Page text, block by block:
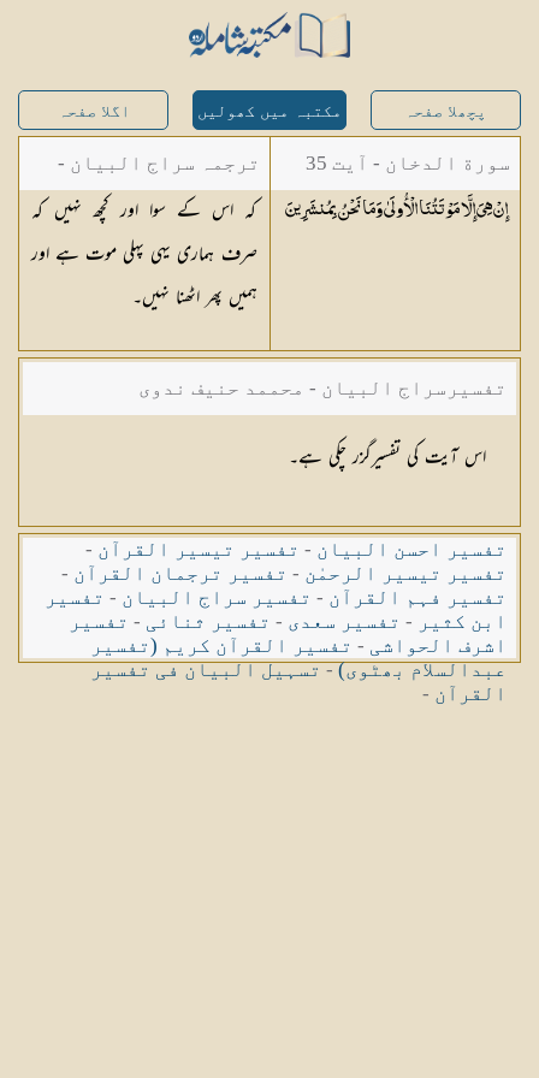
پچھلا صفحہ مکتبہ میں کھولیں اگلا صفحہ
سورة الدخان - آیت 35
إِنْ هِيَ إِلَّا مَوْتَتُنَا الْأُولَىٰ وَمَا نَحْنُبِمُنشَرِينَ
ترجمہ سراج البیان -
مستفاد از ترجمتین
شاہ عبدالقادر دھلوی/
کہ اس کے سوا اور کچھ نہیں کہ
صرف ہماری یہی پہلی موت ہے اور
ہمیں پھر اٹھنا نہیں۔
تفسیرسراج البیان - محممد حنیف ندوی
اس آیت کی تفسیرگزر چکی ہے۔
تفسیر احسن البیان - تفسیر تیسیر القرآن -
تفسیر تیسیر الرحمٰن - تفسیر ترجمان القرآن -
تفسیر فہم القرآن - تفسیر سراج البیان - تفسیر
ابن کثیر - تفسیر سعدی - تفسیر ثنائی - تفسیر
اشرف الحواشی - تفسیر القرآن کریم (تفسیر
عبدالسلام بھٹوی)-تسہیل البیان فی تفسیر
القرآن -